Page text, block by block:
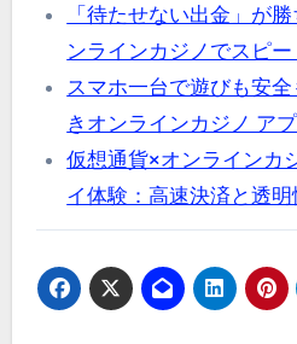
「待たせない出金」が
ンラインカジノでスピ
スマホ一台で遊びも安
きオンラインカジノ ア
仮想通貨×オンラインカ
イ体験：高速決済と透